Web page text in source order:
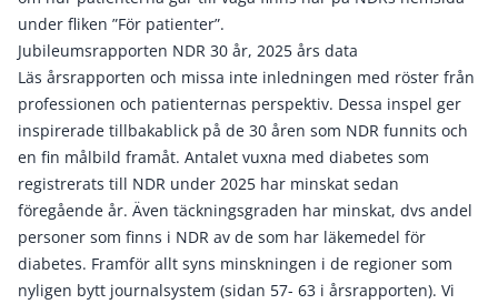
under fliken ”För patienter”.
Jubileumsrapporten NDR 30 år, 2025 års data
Läs årsrapporten och missa inte inledningen med röster från
professionen och patienternas perspektiv. Dessa inspel ger
inspirerade tillbakablick på de 30 åren som NDR funnits och
en fin målbild framåt. Antalet vuxna med diabetes som
registrerats till NDR under 2025 har minskat sedan
föregående år. Även täckningsgraden har minskat, dvs andel
personer som finns i NDR av de som har läkemedel för
diabetes. Framför allt syns minskningen i de regioner som
nyligen bytt journalsystem (sidan 57- 63 i årsrapporten). Vi